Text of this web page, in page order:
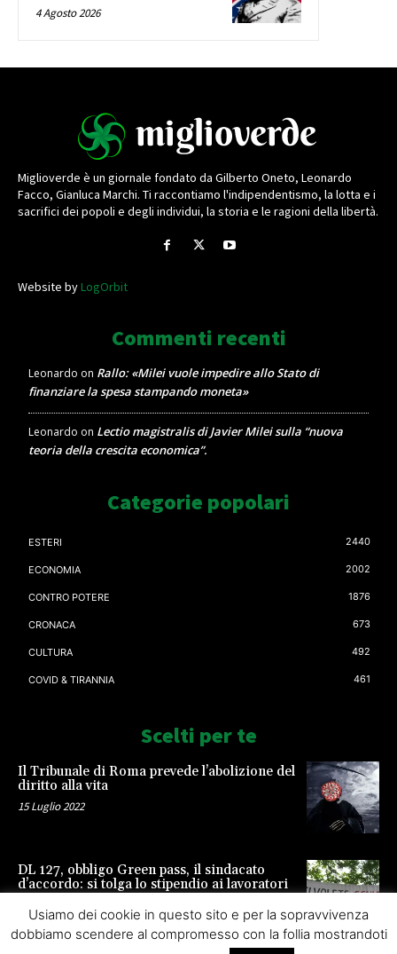
4 Agosto 2026
Miglioverde è un giornale fondato da Gilberto Oneto, Leonardo
Facco, Gianluca Marchi. Ti raccontiamo l'indipendentismo, la lotta e i
sacrifici dei popoli e degli individui, la storia e le ragioni della libertà.
Website byLogOrbit
Commenti recenti
Leonardo on Rallo: «Milei vuole impedire allo Stato di
finanziare la spesa stampando moneta»
Leonardo on Lectio magistralis di Javier Milei sulla “nuova
teoria della crescita economica”.
Categorie popolari
ESTERI 2440
ECONOMIA 2002
CONTRO POTERE 1876
CRONACA 673
CULTURA 492
COVID & TIRANNIA 461
Scelti per te
Il Tribunale di Roma prevede l’abolizione del
diritto alla vita
15 Luglio 2022
DL 127, obbligo Green pass, il sindacato
d’accordo: si tolga lo stipendio ai lavoratori
Usiamo dei cookie in questo sito e per la sopravvivenza
dobbiamo scendere al compromesso con la follia mostrandoti